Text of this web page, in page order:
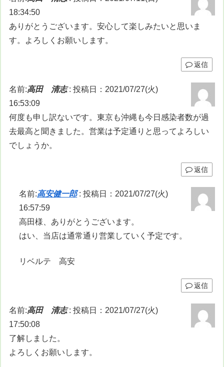
18:34:50
ありがとうございます。安心して楽しみたいと思いま
す。よろしくお願いします。
返信
名前:高田 清志: 投稿日：2021/07/27(火)
16:53:09
何度も申し訳ないです。東京も沖縄も今日感染者数が過
去最高と聞きました。営業は予定通りと思ってよろしい
でしょうか。
返信
名前:高安健一郎: 投稿日：2021/07/27(火)
16:57:59
高田様、ありがとうございます。
はい、当店は通常通り営業していく予定です。
リベルテ 高安
返信
名前:高田 清志: 投稿日：2021/07/27(火)
17:50:08
了解しました。
よろしくお願いします。